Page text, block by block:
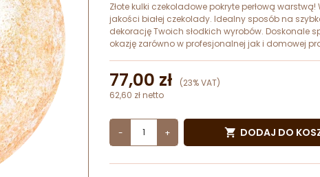
Złote kulki czekoladowe pokryte perłową
jakości białej czekolady. Idealny sposób na
dekorację Twoich słodkich wyrobów. Doskonale
okazję zarówno w profesjonalnej jak i domowej
77,00 zł (23% VAT)
62,60 zł netto
- +  DODAJ DO